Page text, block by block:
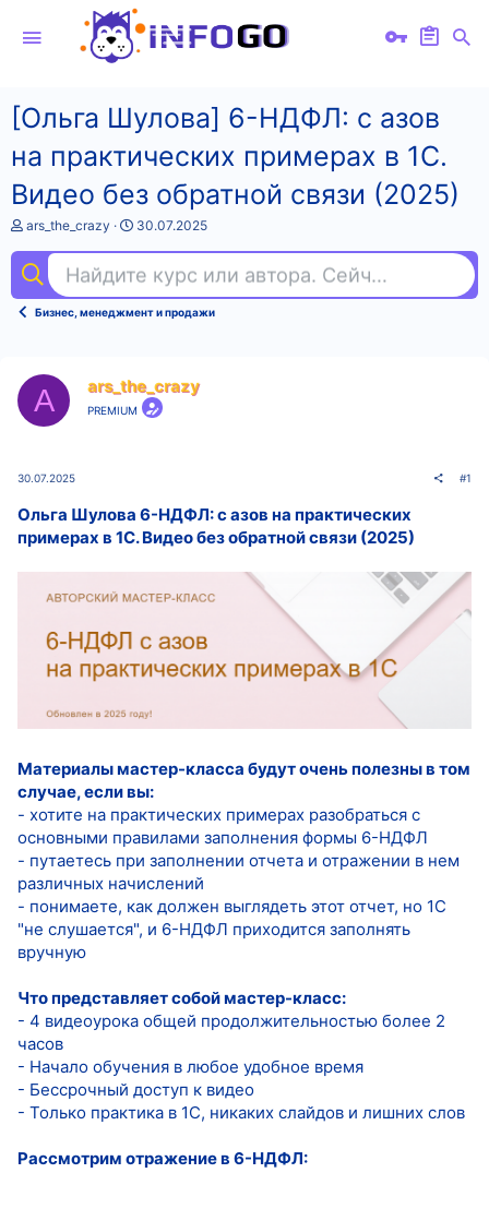
[Ольга Шулова] 6-НДФЛ: с азов
на практических примерах в 1С.
Видео без обратной связи (2025)
А
т
о
т
ars_the_crazy
Д
а
н
а
а
30.07.2025
Найдите курс или автора. Сейчас ищут
Бизнес, менеджмент и продажи
A ars_the_crazy
PREMIUM
30.07.2025 #1
Ольга Шулова 6-НДФЛ: с азов на практических
примерах в 1С. Видео без обратной связи (2025)
Материалы мастер-класса будут очень полезны в том
случае, если вы:
- хотите на практических примерах разобраться с
основными правилами заполнения формы 6-НДФЛ
- путаетесь при заполнении отчета и отражении в нем
различных начислений
- понимаете, как должен выглядеть этот отчет, но 1С
"не слушается", и 6-НДФЛ приходится заполнять
вручную
Что представляет собой мастер-класс:
- 4 видеоурока общей продолжительностью более 2
часов
- Начало обучения в любое удобное время
- Бессрочный доступ к видео
- Только практика в 1С, никаких слайдов и лишних слов
Рассмотрим отражение в 6-НДФЛ: